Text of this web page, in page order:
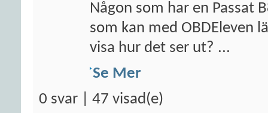
Någon som har en Passat
som kan med OBDEleven
visa hur det ser ut? ...
Se Mer
0 svar | 47 visad(e)